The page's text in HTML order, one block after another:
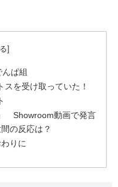
ぱ組
を受け取っていた！
Showroom動画で発言
の反応は？
りに